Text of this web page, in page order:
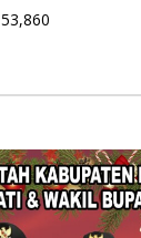
53,860